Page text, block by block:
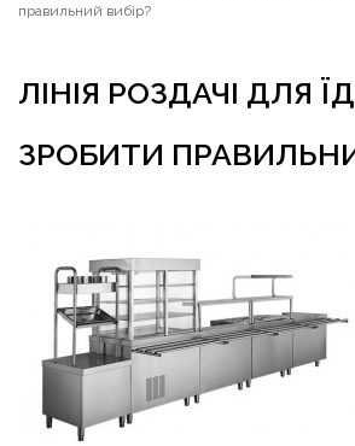
правильний вибір?
ЛІНІЯ РОЗДАЧІ ДЛЯ
ЗРОБИТИ